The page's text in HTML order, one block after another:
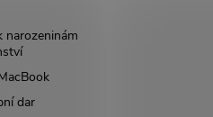
narozeninám
dar